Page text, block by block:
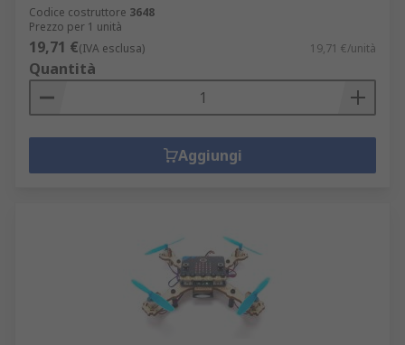
Codice costruttore 3648
Prezzo per 1 unità
19,71 €(IVA esclusa) 19,71 €/unità
Quantità
Aggiungi